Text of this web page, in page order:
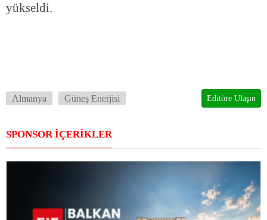
yükseldi.
Almanya Güneş Enerjisi Editöre Ulaşın
SPONSOR İÇERİKLER